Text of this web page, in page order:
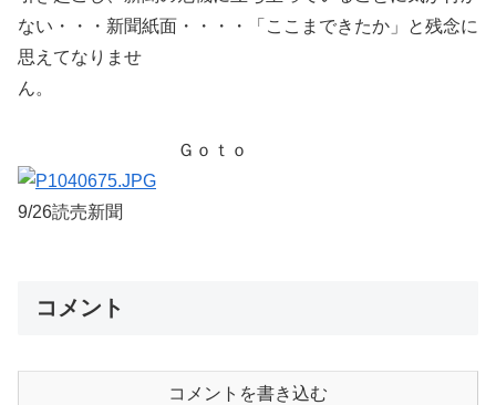
ない・・・新聞紙面・・・・「ここまできたか」と残念に
思えてなりませ
ん。
Ｇｏｔｏ
9/26読売新聞
コメント
コメントを書き込む